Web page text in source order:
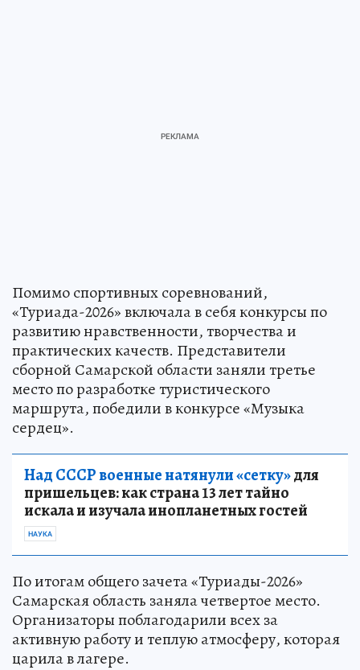
Помимо спортивных соревнований,
«Туриада-2026» включала в себя конкурсы по
развитию нравственности, творчества и
практических качеств. Представители
сборной Самарской области заняли третье
место по разработке туристического
маршрута, победили в конкурсе «Музыка
сердец».
Над СССР военные натянули «сетку»для
пришельцев: как страна 13 лет тайно
искала и изучала инопланетных гостей
НАУКА
По итогам общего зачета «Туриады-2026»
Самарская область заняла четвертое место.
Организаторы поблагодарили всех за
активную работу и теплую атмосферу, которая
царила в лагере.